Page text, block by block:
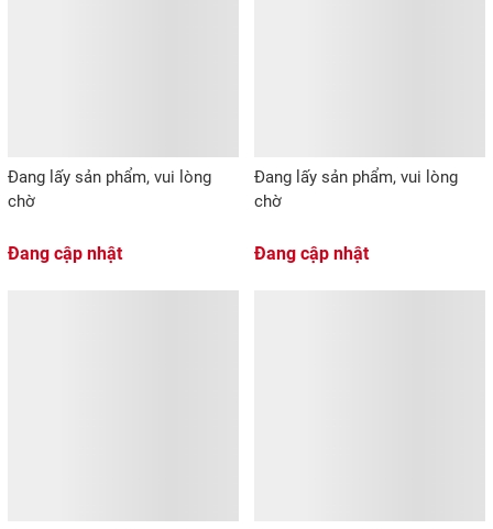
Đang lấy sản phẩm, vui lòng
chờ
Đang cập nhật
Đang lấy sản phẩm, vui lòng
chờ
Đang cập nhật